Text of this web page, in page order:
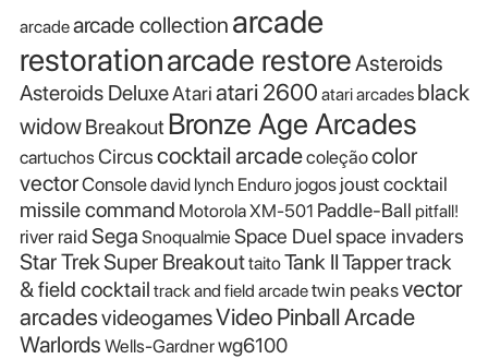
arcadearcade collection arcade
restorationarcade restoreAsteroids
Asteroids DeluxeAtariatari 2600 atari arcades black
widowBreakoutBronze Age Arcades
cartuchosCircuscocktail arcadecoleçãocolor
vectorConsoledavid lynch Enduro jogos joust cocktail
missile command Motorola XM-501 Paddle-Ball pitfall!
river raidSega Snoqualmie Space Duelspace invaders
Star TrekSuper BreakouttaitoTank IITappertrack
& field cocktail track and field arcadetwin peaksvector
arcadesvideogamesVideo Pinball Arcade
Warlords Wells-Gardnerwg6100